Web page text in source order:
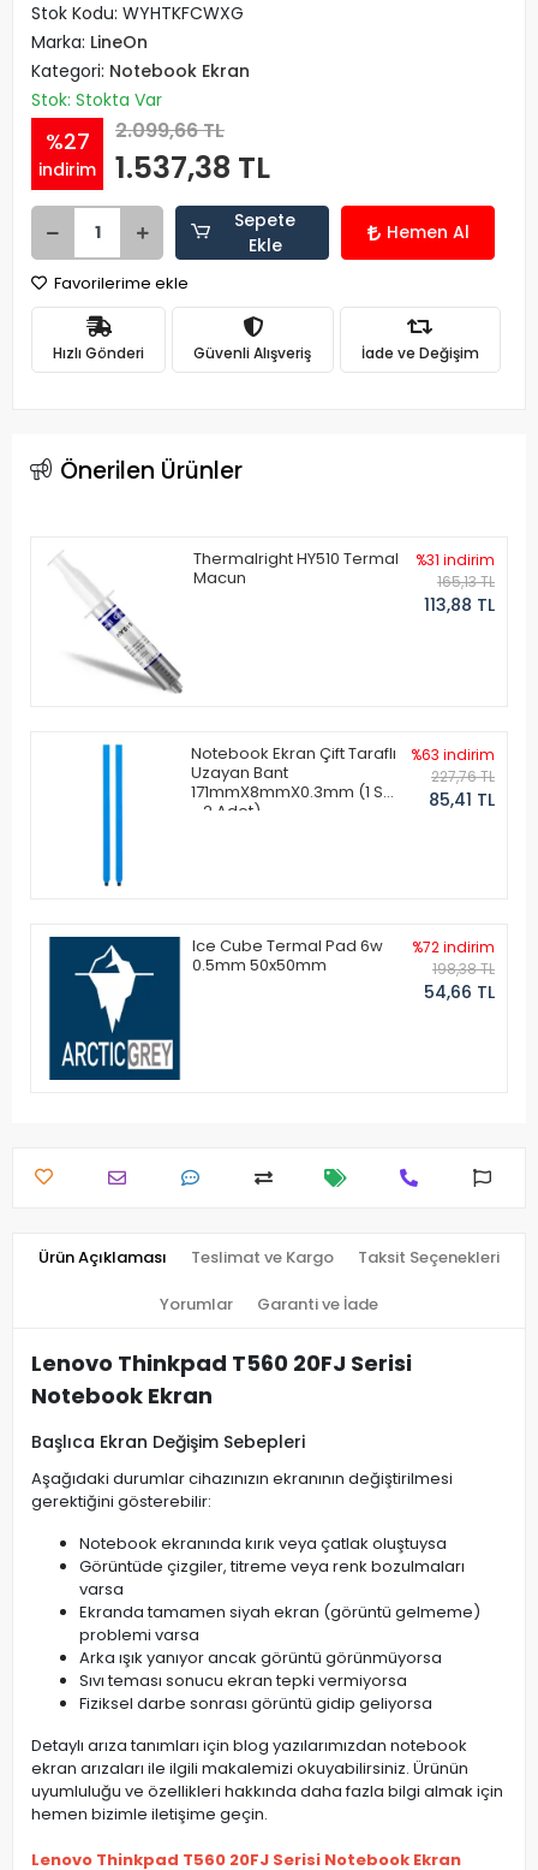
Stok Kodu: WYHTKFCWXG
Marka: LineOn
Kategori: Notebook Ekran
Stok: Stokta Var
%27
indirim
2.099,66 TL
1.537,38 TL
Sepete
Ekle
Hemen Al
Favorilerime ekle
Hızlı Gönderi Güvenli Alışveriş İade ve Değişim
Önerilen Ürünler
Thermalright HY510 Termal
Macun
%31 indirim
165,13 TL
113,88 TL
Notebook Ekran Çift Taraflı
Uzayan Bant
171mmX8mmX0.3mm (1 Set
- 2 Adet)
%63 indirim
227,76 TL
85,41 TL
Ice Cube Termal Pad 6w
0.5mm 50x50mm
%72 indirim
198,38 TL
54,66 TL
Ürün Açıklaması Teslimat ve Kargo Taksit Seçenekleri
Yorumlar Garanti ve İade
Lenovo Thinkpad T560 20FJ Serisi
Notebook Ekran
Başlıca Ekran Değişim Sebepleri
Aşağıdaki durumlar cihazınızın ekranının değiştirilmesi
gerektiğini gösterebilir:
Notebook ekranında kırık veya çatlak oluştuysa
Görüntüde çizgiler, titreme veya renk bozulmaları
varsa
Ekranda tamamen siyah ekran (görüntü gelmeme)
problemi varsa
Arka ışık yanıyor ancak görüntü görünmüyorsa
Sıvı teması sonucu ekran tepki vermiyorsa
Fiziksel darbe sonrası görüntü gidip geliyorsa
Detaylı arıza tanımları için blog yazılarımızdan notebook
ekran arızaları ile ilgili makalemizi okuyabilirsiniz. Ürünün
uyumluluğu ve özellikleri hakkında daha fazla bilgi almak için
hemen bizimle iletişime geçin.
Lenovo Thinkpad T560 20FJ Serisi Notebook Ekran